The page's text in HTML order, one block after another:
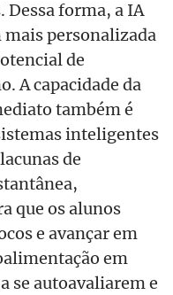
Dessa forma, a IA
personalizada
de
A capacidade da
também é
inteligentes
de
que os alunos
e avançar em
em
se autoavaliarem e